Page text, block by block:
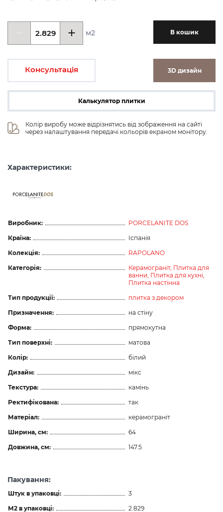
м2 В кошик
Консультація 3D дизайн
Калькулятор плитки
Колір виробу може відрізнятись від зображення на сайті
через налаштування передачі кольорів екраном монітору.
Характеристики:
ceramicas
Виробник:
PORCELANITE DOS
Країна:
Іспанія
Колекція:
RAPOLANO
Категорія:
Керамограніт, Плитка для
ванни, Плитка для кухні,
Плитка настінна
Тип продукції:
плитка з декором
Призначення:
на стіну
Форма:
прямокутна
Тип поверхні:
матова
Колір:
білий
Дизайн:
мікс
Текстура:
камінь
Ректифікована:
так
Матеріал:
керамограніт
Ширина, см:
64
Довжина, см:
147.5
Пакування:
Штук в упаковці:
3
М2 в упаковці:
2.829